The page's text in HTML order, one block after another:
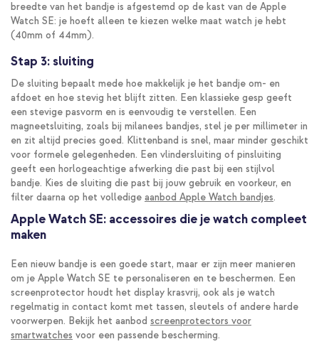
breedte van het bandje is afgestemd op de kast van de Apple
Watch SE: je hoeft alleen te kiezen welke maat watch je hebt
(40mm of 44mm).
Stap 3: sluiting
De sluiting bepaalt mede hoe makkelijk je het bandje om- en
afdoet en hoe stevig het blijft zitten. Een klassieke gesp geeft
een stevige pasvorm en is eenvoudig te verstellen. Een
magneetsluiting, zoals bij milanees bandjes, stel je per millimeter in
en zit altijd precies goed. Klittenband is snel, maar minder geschikt
voor formele gelegenheden. Een vlindersluiting of pinsluiting
geeft een horlogeachtige afwerking die past bij een stijlvol
bandje. Kies de sluiting die past bij jouw gebruik en voorkeur, en
filter daarna op het volledige aanbod Apple Watch bandjes.
Apple Watch SE: accessoires die je watch compleet
maken
Een nieuw bandje is een goede start, maar er zijn meer manieren
om je Apple Watch SE te personaliseren en te beschermen. Een
screenprotector houdt het display krasvrij, ook als je watch
regelmatig in contact komt met tassen, sleutels of andere harde
voorwerpen. Bekijk het aanbod screenprotectors voor
smartwatches voor een passende bescherming.